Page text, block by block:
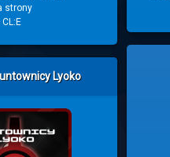
strony
Lyoko